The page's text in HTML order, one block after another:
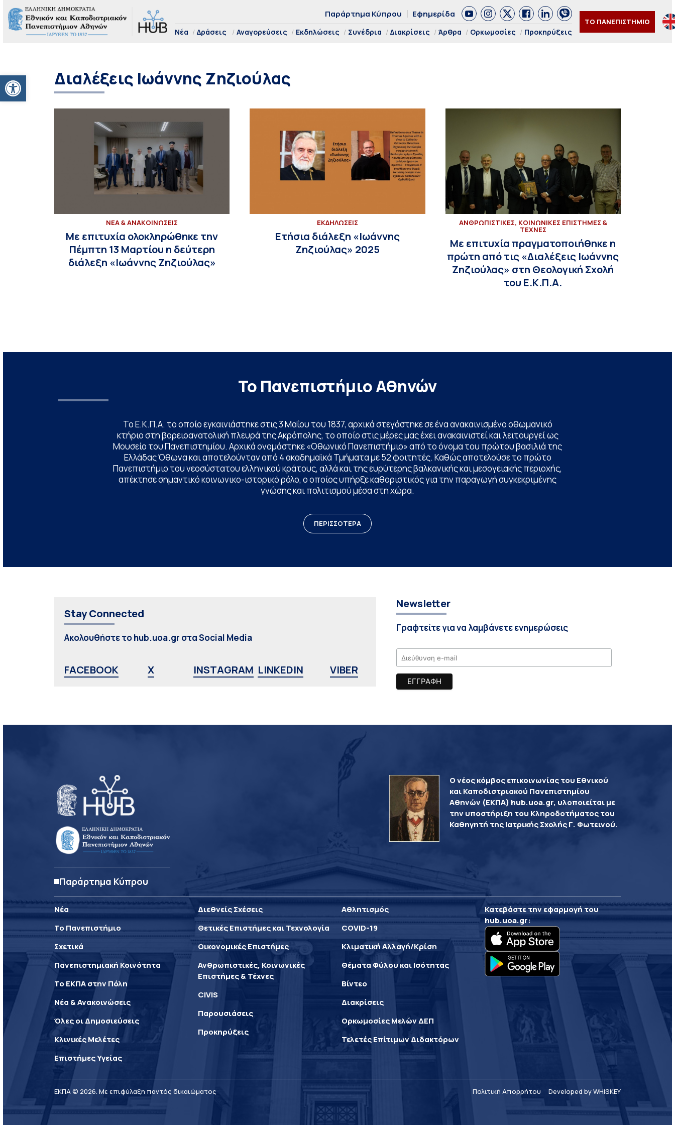
Ανοίξτε τη γραμμή εργαλείων
Παράρτημα Κύπρου Εφημερίδα
Νέα Δράσεις Αναγορεύσεις Εκδηλώσεις Συνέδρια Διακρίσεις Άρθρα Ορκωμοσίες Προκηρύξεις
ΤΟ ΠΑΝΕΠΙΣΤΗΜΙΟ
Διαλέξεις Ιωάννης Ζηζιούλας
ΝΕΑ & ΑΝΑΚΟΙΝΩΣΕΙΣ
Με επιτυχία ολοκληρώθηκε την
Πέμπτη 13 Μαρτίου η δεύτερη
διάλεξη «Ιωάννης Ζηζιούλας»
ΕΚΔΗΛΩΣΕΙΣ
Ετήσια διάλεξη «Ιωάννης
Ζηζιούλας» 2025
ΑΝΘΡΩΠΙΣΤΙΚΕΣ, ΚΟΙΝΩΝΙΚΕΣ ΕΠΙΣΤΗΜΕΣ &
ΤΕΧΝΕΣ
Με επιτυχία πραγματοποιήθηκε η
πρώτη από τις «Διαλέξεις Ιωάννης
Ζηζιούλας» στη Θεολογική Σχολή
του Ε.Κ.Π.Α.
Το Πανεπιστήμιο Αθηνών
Το Ε.Κ.Π.Α. το οποίο εγκαινιάστηκε στις 3 Μαΐου του 1837, αρχικά στεγάστηκε σε ένα ανακαινισμένο οθωμανικό
κτήριο στη βορειοανατολική πλευρά της Ακρόπολης, το οποίο στις μέρες μας έχει ανακαινιστεί και λειτουργεί ως
Μουσείο του Πανεπιστημίου. Αρχικά ονομάστηκε «Οθωνικό Πανεπιστήμιο» από το όνομα του πρώτου βασιλιά της
Ελλάδας Όθωνα και αποτελούνταν από 4 ακαδημαϊκά Τμήματα με 52 φοιτητές. Καθώς αποτελούσε το πρώτο
Πανεπιστήμιο του νεοσύστατου ελληνικού κράτους, αλλά και της ευρύτερης βαλκανικής και μεσογειακής περιοχής,
απέκτησε σημαντικό κοινωνικο-ιστορικό ρόλο, ο οποίος υπήρξε καθοριστικός για την παραγωγή συγκεκριμένης
γνώσης και πολιτισμού μέσα στη χώρα.
ΠΕΡΙΣΣΟΤΕΡΑ
Stay Connected
Ακολουθήστε το hub.uoa.gr στα Social Media
FACEBOOK X INSTAGRAM LINKEDIN VIBER
Newsletter
Γραφτείτε για να λαμβάνετε ενημερώσεις
Παράρτημα Κύπρου
Ο νέος κόμβος επικοινωνίας του Εθνικού
και Καποδιστριακού Πανεπιστημίου
Αθηνών (ΕΚΠΑ) hub.uoa.gr, υλοποιείται με
την υποστήριξη του Κληροδοτήματος του
Καθηγητή της Ιατρικής Σχολής Γ. Φωτεινού.
Νέα
Το Πανεπιστήμιο
Σχετικά
Πανεπιστημιακή Κοινότητα
Το ΕΚΠΑ στην Πόλη
Νέα & Ανακοινώσεις
Όλες οι Δημοσιεύσεις
Κλινικές Μελέτες
Επιστήμες Υγείας
Διεθνείς Σχέσεις
Θετικές Επιστήμες και Τεχνολογία
Οικονομικές Επιστήμες
Ανθρωπιστικές, Κοινωνικές
Επιστήμες & Τέχνες
CIVIS
Παρουσιάσεις
Προκηρύξεις
Αθλητισμός
COVID-19
Κλιματική Αλλαγή/Κρίση
Θέματα Φύλου και Ισότητας
Βίντεο
Διακρίσεις
Ορκωμοσίες Μελών ΔΕΠ
Τελετές Επίτιμων Διδακτόρων
Κατεβάστε την εφαρμογή του
hub.uoa.gr:
ΕΚΠΑ © 2026. Με επιφύλαξη παντός δικαιώματος Πολιτική Απορρήτου Developed by WHISKEY